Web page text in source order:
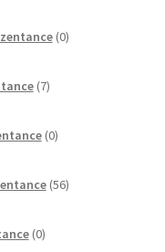
0izdelkov
7izdelkov
0izdelkov
56izdelkov
0izdelkov